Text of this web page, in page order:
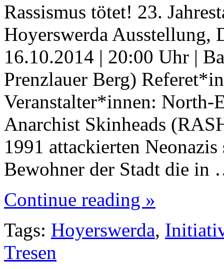
Rassismus tötet! 23.
Hoyerswerda Ausstellung,
16.10.2014 | 20:00 Uhr |
Prenzlauer Berg)
Veranstalter*innen:
Anarchist Skinheads
1991 attackierten
Bewohner der Stadt die in
Continue reading »
Tags: Hoyerswerda,
Tresen